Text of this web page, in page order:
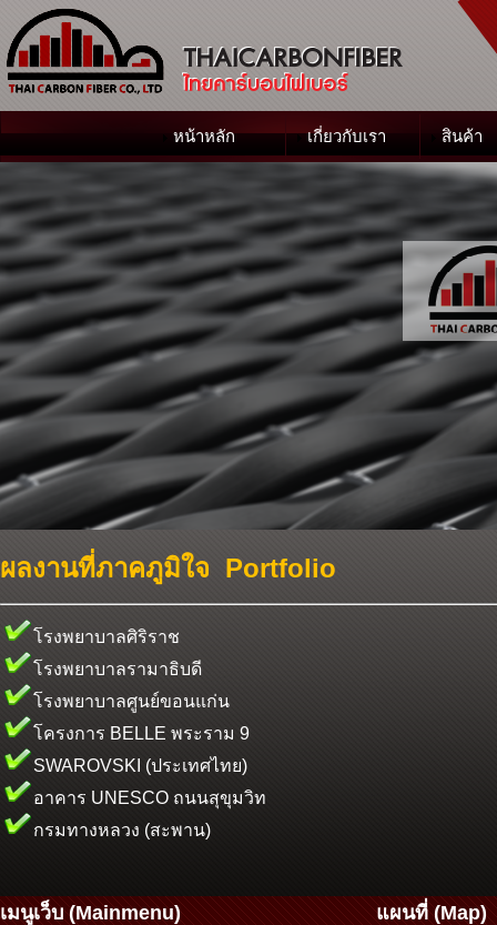
หน้าหลัก เกี่ยวกับเรา สินค้า
ผลงานที่ภาคภูมิใจ Portfolio
โรงพยาบาลศิริราช
โรงพยาบาลรามาธิบดี
โรงพยาบาลศูนย์ขอนแก่น
โครงการ BELLE พระราม 9
SWAROVSKI (ประเทศไทย)
อาคาร UNESCO ถนนสุขุมวิท
กรมทางหลวง (สะพาน)
เมนูเว็บ (Mainmenu) แผนที่ (Map)